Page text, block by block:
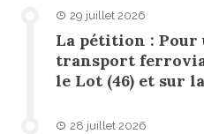
29 juillet 2026
La pétition : Pour
transport
le Lot (46) et sur
28 juillet 2026